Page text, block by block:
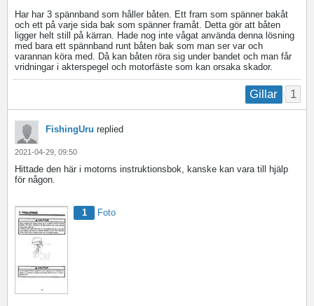
Har har 3 spännband som håller båten. Ett fram som spänner bakåt
och ett på varje sida bak som spänner framåt. Detta gör att båten
ligger helt still på kärran. Hade nog inte vågat använda denna lösning
med bara ett spännband runt båten bak som man ser var och
varannan köra med. Då kan båten röra sig under bandet och man får
vridningar i akterspegel och motorfäste som kan orsaka skador.
Gillar 1
FishingUru replied
2021-04-29, 09:50
Hittade den här i motorns instruktionsbok, kanske kan vara till hjälp
för någon.
1 Foto